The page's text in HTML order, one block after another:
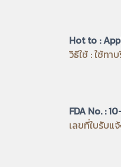
Hot to :
วิธีใช้ : ใช้ท
FDA No. :
เลขที่ใบรับแ